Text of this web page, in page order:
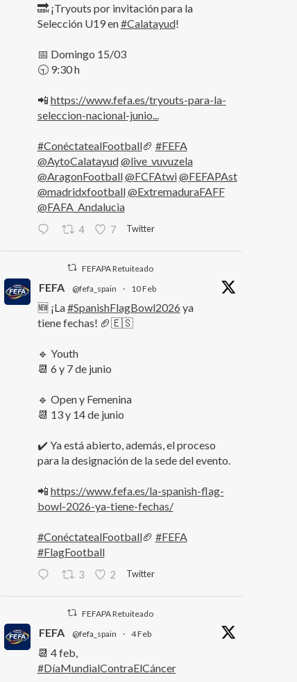
🔜 ¡Tryouts por invitación para la
Selección U19 en#Calatayud!
📅 Domingo 15/03
🕤 9:30 h
📲 https://www.fefa.es/tryouts-para-la-
seleccion-nacional-junio...
#ConéctatealFootball🏈 #FEFA
@AytoCalatayud@live_vuvuzela
@AragonFootball@FCFAtwi@FEFAPAst
@madridxfootball@ExtremaduraFAFF
@FAFA_Andalucia
4 7 Twitter
FEFAPA Retuiteado
FEFA @fefa_spain · 10 Feb
🆕 ¡La#SpanishFlagBowl2026 ya
tiene fechas! 🏈🇪🇸
🔹 Youth
📆 6 y 7 de junio
🔹 Open y Femenina
📆 13 y 14 de junio
✔️ Ya está abierto, además, el proceso
para la designación de la sede del evento.
📲 https://www.fefa.es/la-spanish-flag-
bowl-2026-ya-tiene-fechas/
#ConéctatealFootball🏈 #FEFA
#FlagFootball
3 2 Twitter
FEFAPA Retuiteado
FEFA @fefa_spain · 4 Feb
📆 4 feb,
#DíaMundialContraElCáncer